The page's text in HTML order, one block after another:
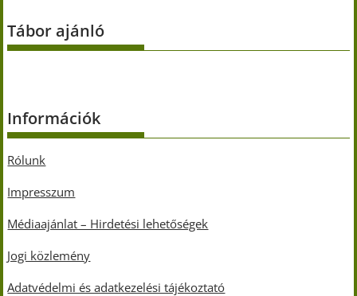
Tábor ajánló
Információk
Rólunk
Impresszum
Médiaajánlat – Hirdetési lehetőségek
Jogi közlemény
Adatvédelmi és adatkezelési tájékoztató